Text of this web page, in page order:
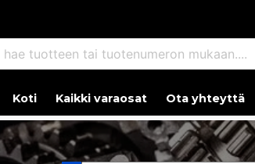
tuotteen tai tuotenumeron mukaan....
Koti Kaikki varaosat Ota yhteyttä